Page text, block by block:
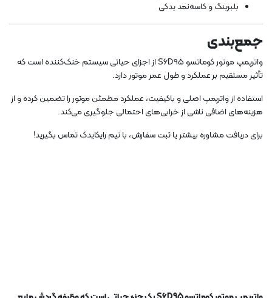
بلبرینگ و کاسه‌نمد یدکی
جمع‌بندی
واترپمپ موتور کوماتسو S6D95 از اجزای حیاتی سیستم خنک‌کننده است که
تأثیر مستقیم بر عملکرد و طول عمر موتور دارد.
استفاده از واترپمپ اصلی و باکیفیت، عملکرد مطمئن موتور را تضمین کرده و از
هزینه‌های اضافی ناشی از خرابی‌های احتمالی جلوگیری می‌کند.
برای دریافت مشاوره بیشتر یا ثبت سفارش، با تیم رایکایدک تماس بگیرید!